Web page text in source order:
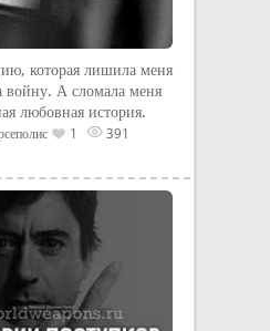
которая лишила меня
войну. А сломала меня
любовная история.
1
391